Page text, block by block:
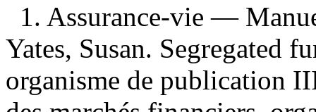
1. Assurance-vie —
Yates, Susan. Segregated
organisme de publication